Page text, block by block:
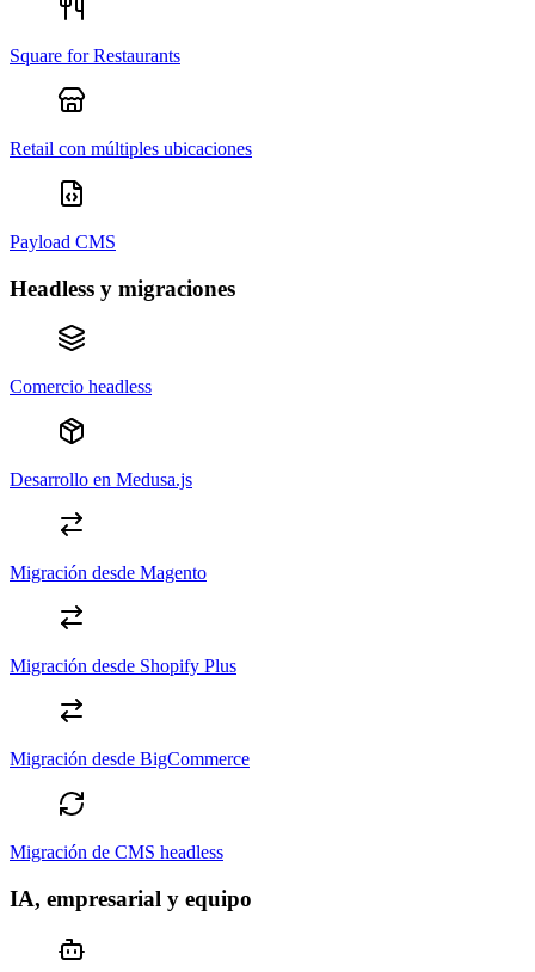
Square for Restaurants
Retail con múltiples ubicaciones
Payload CMS
Headless y migraciones
Comercio headless
Desarrollo en Medusa.js
Migración desde Magento
Migración desde Shopify Plus
Migración desde BigCommerce
Migración de CMS headless
IA, empresarial y equipo